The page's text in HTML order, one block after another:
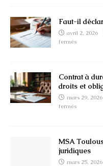
Faut-il
avril 2, 2026
fermés
Contrat à
droits et
mars 29, 2026
fermés
MSA
juridiques
mars 25, 2026